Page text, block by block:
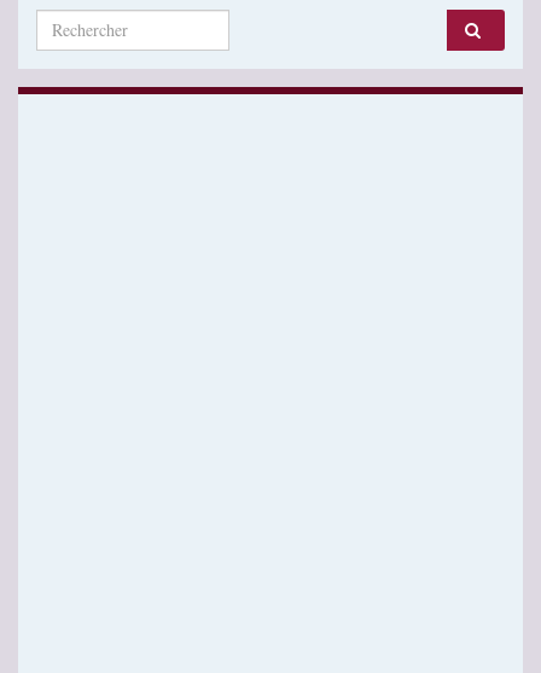
Search for: